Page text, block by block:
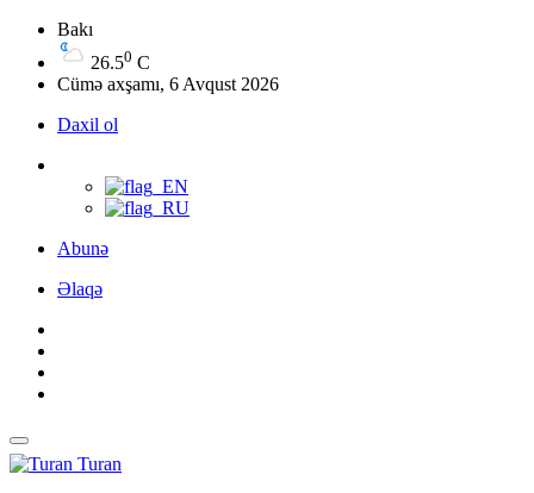
Bakı
26.50 C
Cümə axşamı, 6 Avqust 2026
Daxil ol
Abunə
Əlaqə
Turan